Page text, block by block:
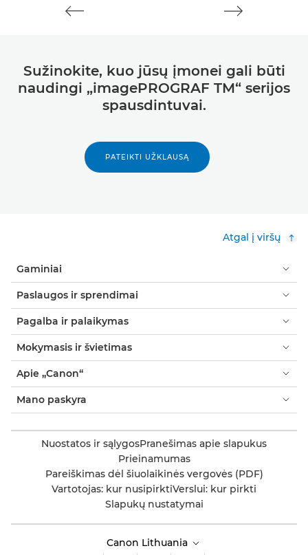
Sužinokite, kuo jūsų įmonei gali būti
naudingi „imagePROGRAF TM“ serijos
spausdintuvai.
PATEIKTI UŽKLAUSĄ
Atgal į viršų
Gaminiai
Paslaugos ir sprendimai
Pagalba ir palaikymas
Mokymasis ir švietimas
Apie „Canon“
Mano paskyra
Nuostatos ir sąlygosPranešimas apie slapukus
Prieinamumas
Pareiškimas dėl šiuolaikinės vergovės (PDF)
Vartotojas: kur nusipirktiVerslui: kur pirkti
Slapukų nustatymai
Canon Lithuania